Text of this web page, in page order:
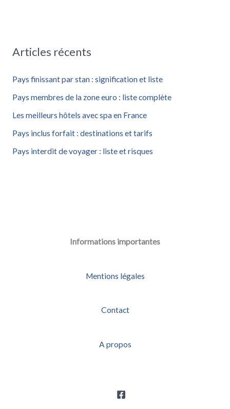
e
c
h
e
r
Articles récents
Pays finissant par stan : signification et liste
Pays membres de la zone euro : liste complète
Les meilleurs hôtels avec spa en France
Pays inclus forfait : destinations et tarifs
Pays interdit de voyager : liste et risques
Informations importantes
Mentions légales
Contact
A propos